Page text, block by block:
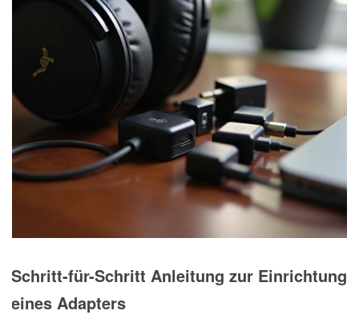
Schritt-für-Schritt Anleitung zur Einrichtung
eines Adapters